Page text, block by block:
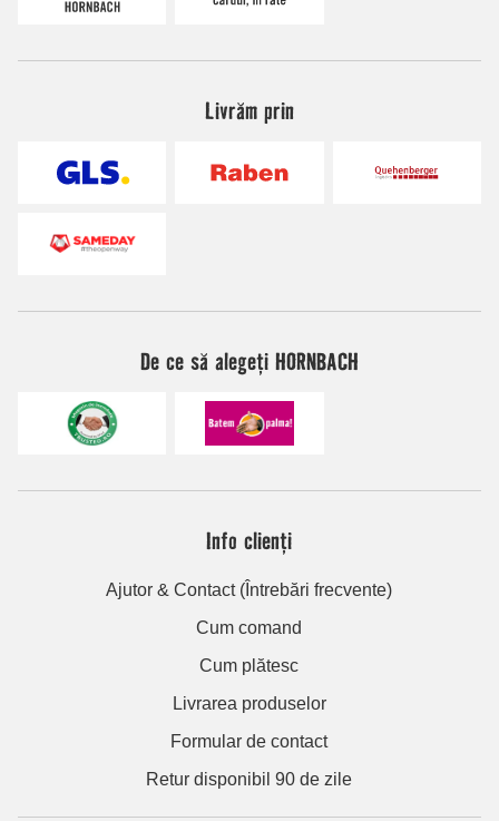
Livrăm prin
De ce să alegeți HORNBACH
Info clienți
Ajutor & Contact (Întrebări frecvente)
Cum comand
Cum plătesc
Livrarea produselor
Formular de contact
Retur disponibil 90 de zile